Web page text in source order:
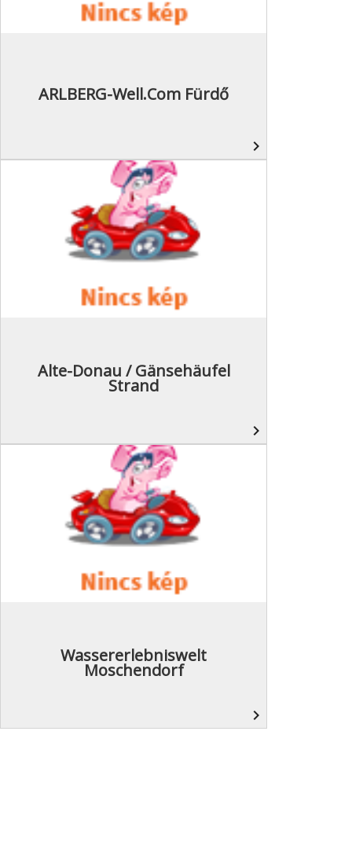
ARLBERG-Well.com Fürdő
navigate_next
Alte-Donau / Gänsehäufel
Strand
navigate_next
Wassererlebniswelt
Moschendorf
navigate_next